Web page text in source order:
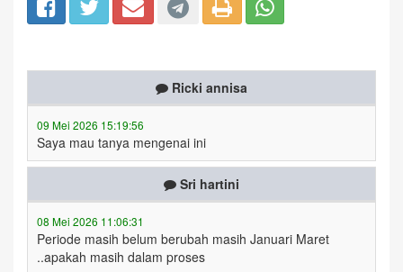
Ricki annisa
09 Mei 2026 15:19:56
Saya mau tanya mengenai ini
Sri hartini
08 Mei 2026 11:06:31
Periode masih belum berubah masih Januari Maret
..apakah masih dalam proses